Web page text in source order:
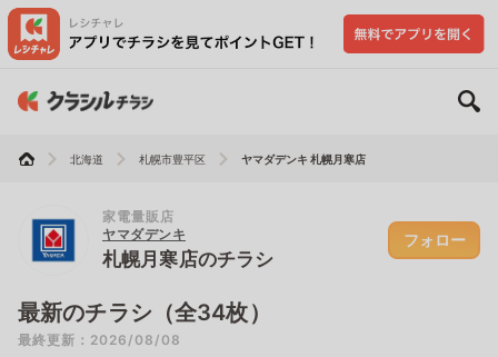
北海道 札幌市豊平区 ヤマダデンキ 札幌月寒店
家電量販店
ヤマダデンキ
札幌月寒店のチラシ
フォロー
最新のチラシ（全34枚）
最終更新：2026/08/08